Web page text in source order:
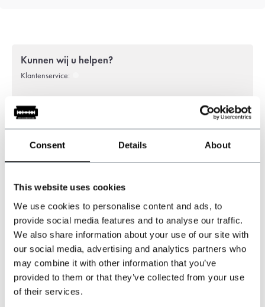
Consent Details About
This website uses cookies
We use cookies to personalise content and ads, to
provide social media features and to analyse our traffic.
We also share information about your use of our site with
our social media, advertising and analytics partners who
may combine it with other information that you’ve
provided to them or that they’ve collected from your use
of their services.
Kunnen wij u helpen?
Klantenservice:
509customers give us a 9.3 at
Deel dit product
Reviews